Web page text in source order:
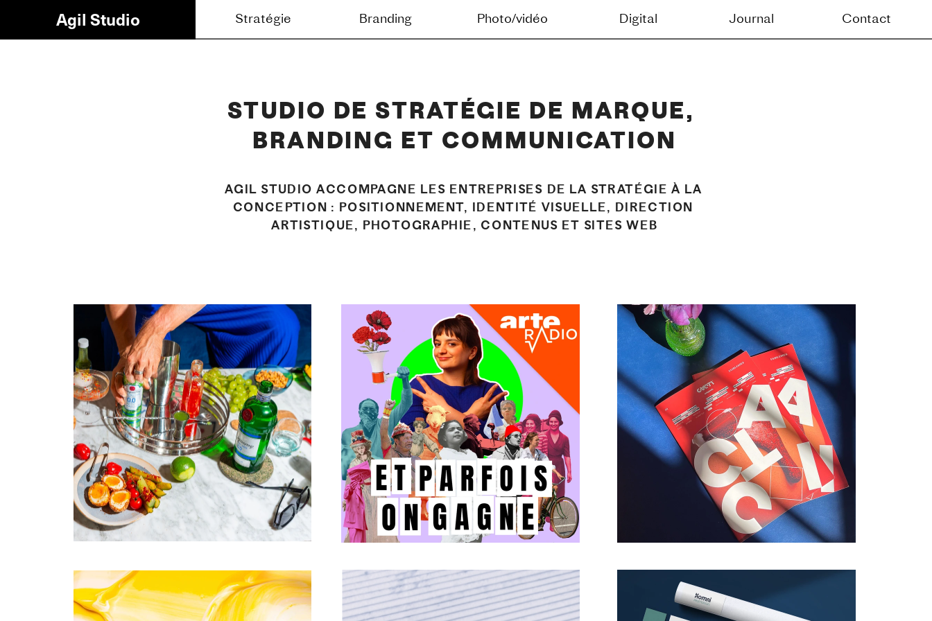
Contact
Digital
Photo/vidéo
Branding
Agil Studio
STUDIO DE STRATÉGIE DE MARQUE,
BRANDING ET COMMUNICATION
AGIL STUDIO ACCOMPAGNE LES ENTREPRISES DE LA STRATÉGIE À LA
CONCEPTION : POSITIONNEMENT, IDENTITÉ VISUELLE, DIRECTION
ARTISTIQUE, PHOTOGRAPHIE, CONTENUS ET SITES WEB